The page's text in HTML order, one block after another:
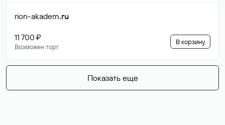
rion-akadem.ru
11 700 ₽
Возможен торг
В корзину
Показать еще